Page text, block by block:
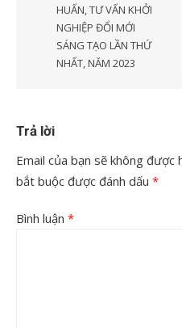
HUẤN, TƯ VẤN KHỞI
NGHIỆP ĐỔI MỚI
SÁNG TẠO LẦN THỨ
NHẤT, NĂM 2023
Trả lời
Email của bạn sẽ không được
bắt buộc được đánh dấu *
Bình luận *